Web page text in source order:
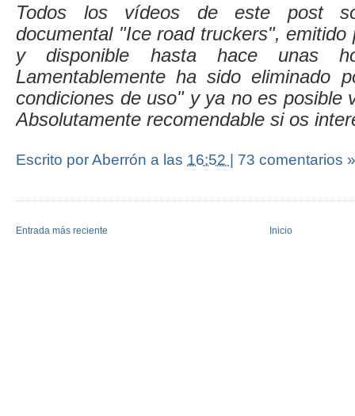
Todos los vídeos de este post
documental "Ice road truckers", emitido
y disponible hasta hace unas
Lamentablemente ha sido eliminado
condiciones de uso" y ya no es posible
Absolutamente recomendable si os
Escrito por Aberrón a las 16:52 | 73 comentarios »
Entrada más reciente Inicio